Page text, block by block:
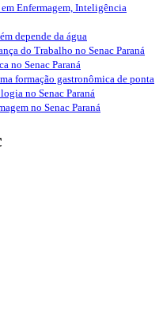
Enfermagem, Inteligência
depende da água
do Trabalho no Senac Paraná
no Senac Paraná
formação gastronômica de ponta
no Senac Paraná
no Senac Paraná